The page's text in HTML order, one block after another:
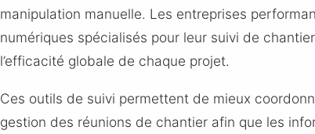
manipulation manuelle. Les entreprises
numériques spécialisés pour leur suivi de
l’efficacité globale de chaque projet.
Ces outils de suivi permettent de mieux
gestion des réunions de chantier afin que les